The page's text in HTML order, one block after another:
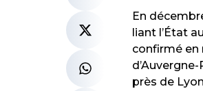
En
liant l’État
confirmé en
près de